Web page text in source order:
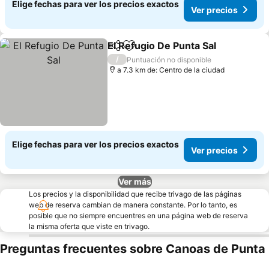
Elige fechas para ver los precios exactos
Ver precios
CompartirAgregar a favoritos
El Refugio De Punta Sal
/
Puntuación no disponible
a 7.3 km de: Centro de la ciudad
Elige fechas para ver los precios exactos
Ver precios
Ver más
Los precios y la disponibilidad que recibe trivago de las páginas
web de reserva cambian de manera constante. Por lo tanto, es
posible que no siempre encuentres en una página web de reserva
la misma oferta que viste en trivago.
Preguntas frecuentes sobre Canoas de Punta